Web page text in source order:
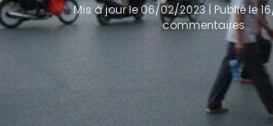
Mis à jour le 06/02/2023 | Publié le
commentaires